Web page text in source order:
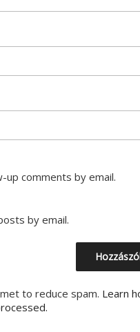
up comments by email.
by email.
to reduce spam. Learn